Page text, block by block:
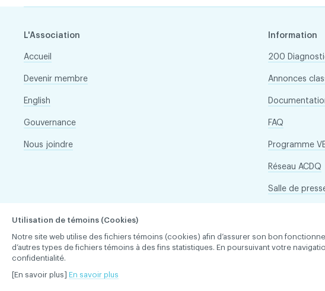
L'Association
Accueil
Devenir membre
English
Gouvernance
Nous joindre
Information
200
Annonces
FAQ
Programme
Réseau ACDQ
Salle de
Association des chirurgiens dentistes du Québec © 2026 tous droits
Utilisation de témoins (Cookies)
Notre site web utilise des fichiers témoins (cookies) afin d’assurer son bon
d’autres types de fichiers témoins à des fins statistiques. En poursuivant votre
confidentialité.
[En savoir plus] En savoir plus